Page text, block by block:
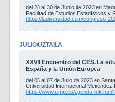
del 28 al 30 de Junio de 2023 en
Facultad de Estudios Estadísticos y
https://ladiversidad.com/congreso-
JULIO/UZTAILA
XXVII Encuentro del CES. La
España y la Unión Europea
del 05 al 07 de Julio de 2023 en
Universidad Internacional Menéndez
https://www.uimp.es/agenda-